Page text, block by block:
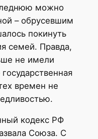
можно
– обрусевшим
покинуть
семей. Правда,
не имели
времен не
кодекс РФ
Союза. С